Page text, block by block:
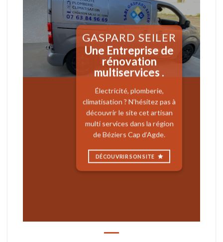
GASPARD SEILER
Une Entreprise de
rénovation
multiservices .
Électricité, plomberie,
climatisation ? N’hésitez pas à
découvrir le site cet artisan
multi services dans la région
de Béziers Cap d’Agde.
DÉCOUVRIR SON SITE